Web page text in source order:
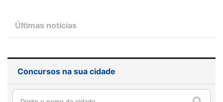
Últimas notícias
Concursos na sua cidade